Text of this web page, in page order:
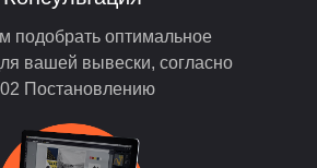
подобрать оптимальное
вашей вывески, согласно
Постановлению